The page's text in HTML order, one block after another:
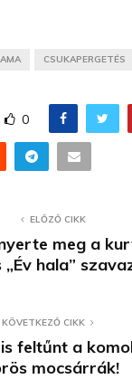
CSUKAPERGETÉS
0
ELŐZŐ CIKK
meg a
hala”
KÖVETKEZŐ CIKK
feltűnt a
mocsárrák!